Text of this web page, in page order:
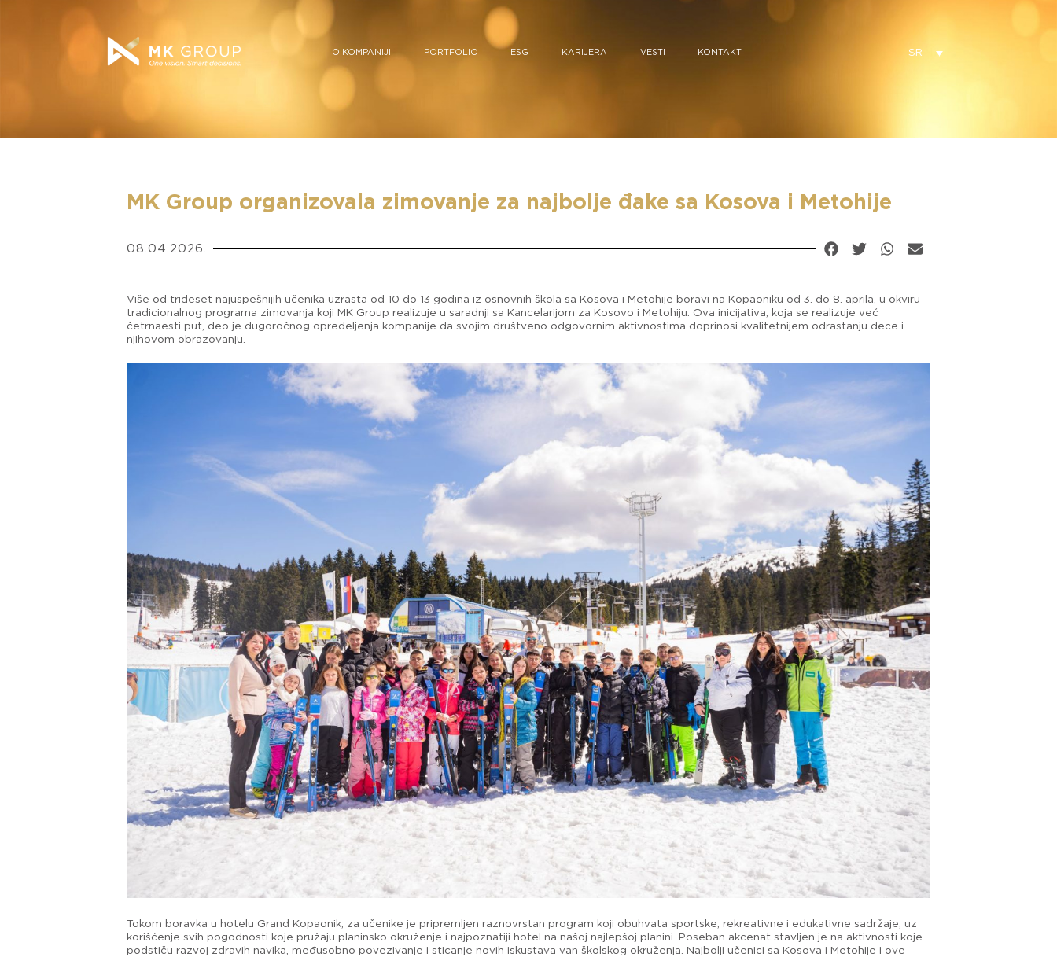
O KOMPANIJI PORTFOLIO ESG KARIJERA VESTI KONTAKT SR
MK Group organizovala zimovanje za najbolje đake sa Kosova i Metohije
08.04.2026.
Više od trideset najuspešnijih učenika uzrasta od 10 do 13 godina iz osnovnih škola sa Kosova i Metohije boravi na Kopaoniku od 3. do 8. aprila, u okviru
tradicionalnog programa zimovanja koji MK Group realizuje u saradnji sa Kancelarijom za Kosovo i Metohiju. Ova inicijativa, koja se realizuje već
četrnaesti put, deo je dugoročnog opredeljenja kompanije da svojim društveno odgovornim aktivnostima doprinosi kvalitetnijem odrastanju dece i
njihovom obrazovanju.
Tokom boravka u hotelu Grand Kopaonik, za učenike je pripremljen raznovrstan program koji obuhvata sportske, rekreativne i edukativne sadržaje, uz
korišćenje svih pogodnosti koje pružaju planinsko okruženje i najpoznatiji hotel na našoj najlepšoj planini. Poseban akcenat stavljen je na aktivnosti koje
podstiču razvoj zdravih navika, međusobno povezivanje i sticanje novih iskustava van školskog okruženja. Najbolji učenici sa Kosova i Metohije i ove